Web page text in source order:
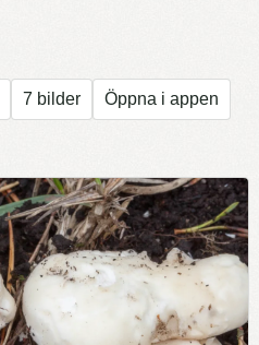
7 bilder Öppna i appen